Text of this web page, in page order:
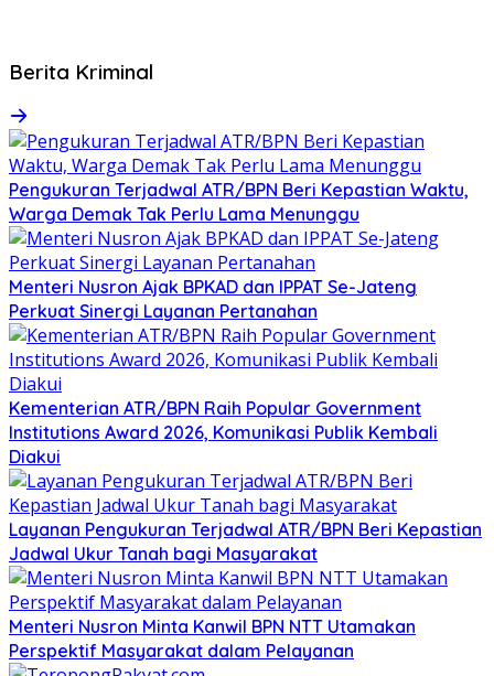
Berita Kriminal
Pengukuran Terjadwal ATR/BPN Beri Kepastian Waktu,
Warga Demak Tak Perlu Lama Menunggu
Menteri Nusron Ajak BPKAD dan IPPAT Se-Jateng
Perkuat Sinergi Layanan Pertanahan
Kementerian ATR/BPN Raih Popular Government
Institutions Award 2026, Komunikasi Publik Kembali
Diakui
Layanan Pengukuran Terjadwal ATR/BPN Beri Kepastian
Jadwal Ukur Tanah bagi Masyarakat
Menteri Nusron Minta Kanwil BPN NTT Utamakan
Perspektif Masyarakat dalam Pelayanan